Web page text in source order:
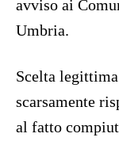
avviso ai
Umbria.
Scelta
scarsamente
al fatto